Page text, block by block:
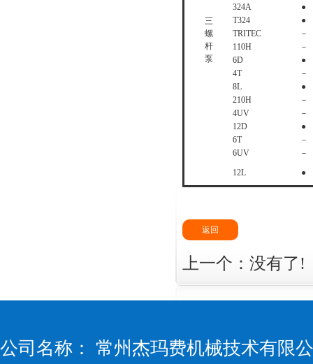
三
螺
杆
泵
324A
●
T324
●
TRITEC
－
110H
－
6D
●
4T
－
8L
●
210H
－
4UV
－
12D
●
6T
－
6UV
－
12L
●
返回
上一个：没有
公司名称： 常州杰玛费机械技术有限